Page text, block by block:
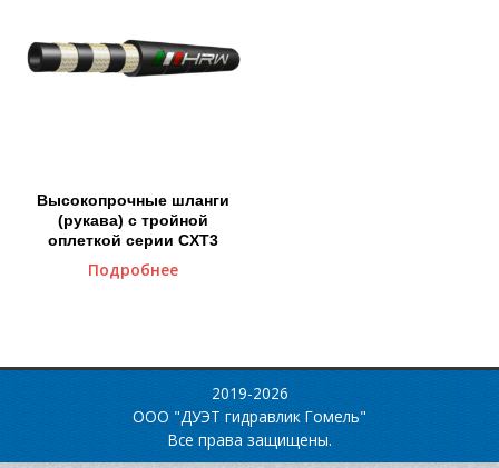
Высокопрочные шланги
(рукава) с тройной
оплеткой серии CXT3
Подробнее
2019-2026
ООО "ДУЭТ гидравлик Гомель"
Все права защищены.